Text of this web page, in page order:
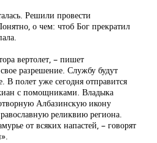
Решили провести
о чем: чтоб Бог прекратил
вертолет, – пишет
разрешение. Службу будут
В полет уже сегодня отправится
с помощниками. Владыка
Албазинскую икону
реликвию региона.
от всяких напастей, – говорят